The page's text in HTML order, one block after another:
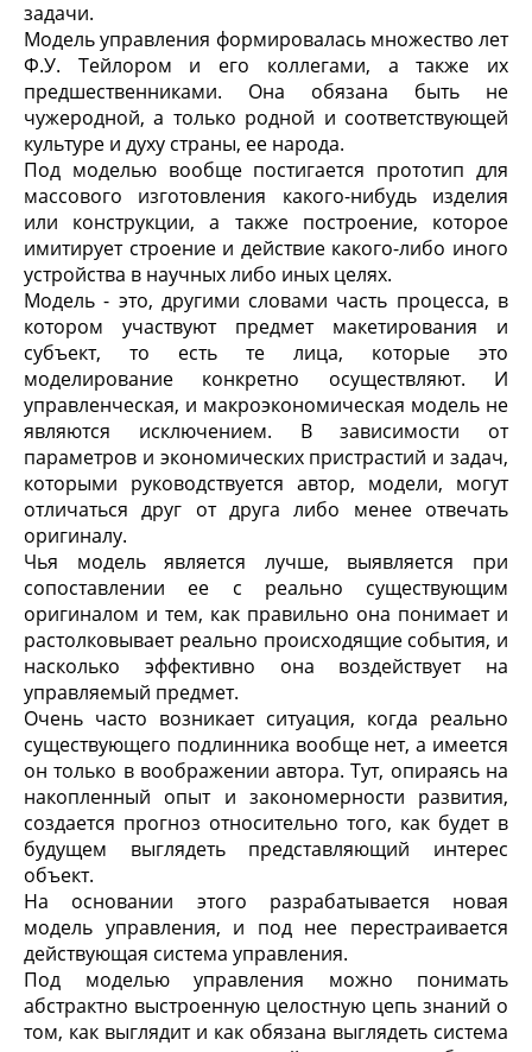
задачи.
Модель управления формировалась множество лет
Ф.У. Тейлором и его коллегами, а также их
предшественниками. Она обязана быть не
чужеродной, а только родной и соответствующей
культуре и духу страны, ее народа.
Под модельювообще постигается прототип для
массового изготовления какого-нибудь изделия
или конструкции, а также построение, которое
имитирует строение и действие какого-либо иного
устройства в научных либо иных целях.
Модель - это, другими словами часть процесса, в
котором участвуютпредмет макетирования и
субъект, то есть те лица, которые это
моделирование конкретно осуществляют. И
управленческая, и макроэкономическая модель не
являются исключением. В зависимости от
параметров и экономических пристрастий и задач,
которыми руководствуется автор, модели, могут
отличаться друг от друга либо менее отвечать
оригиналу.
Чья модель является лучше, выявляется при
сопоставлении ее с реально существующим
оригиналом и тем, как правильно она понимает и
растолковывает реально происходящие события, и
насколько эффективно она воздействует на
управляемый предмет.
Очень часто возникает ситуация, когда реально
существующего подлинника вообще нет, а имеется
он только в воображении автора. Тут, опираясь на
накопленный опыт и закономерности развития,
создается прогноз относительно того, как будет в
будущем выглядеть представляющий интерес
объект.
На основании этого разрабатывается новая
модель управления, и под нее перестраивается
действующая система управления.
Под моделью управления можно понимать
абстрактно выстроенную целостную цепь знаний о
том, как выглядит и как обязана выглядеть система